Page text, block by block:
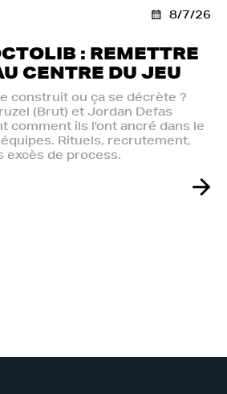
8/7/26
: REMETTRE
CENTRE DU JEU
construit ou ça se décrète ?
(Brut) et Jordan Defas
comment ils l'ont ancré dans le
Rituels, recrutement,
excès de process.